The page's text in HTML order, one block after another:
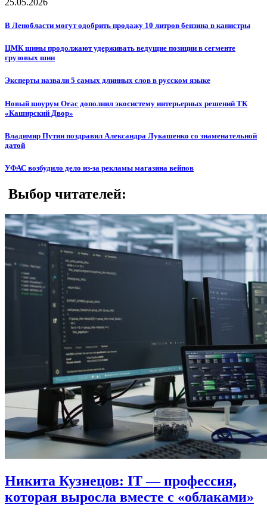
25.05.2026
В Ленобласти могут одобрить продажу 10 литров бензина в канистры
ЦМК шины продолжают удерживать ведущие позиции в сегменте
грузовых шин
Эксперты назвали 5 самых длинных слов в русском языке
Новый шоурум Orac дополнил экосистему интерьерных решений ТК
«Каширский Двор»
Владимир Путин поздравил Александра Лукашенко со знаменательной
датой
УФАС возбудило дело из-за рекламы магазина вейпов
Выбор читателей:
Никита Кузнецов: IT — профессия,
которая выросла вместе с «облаками»